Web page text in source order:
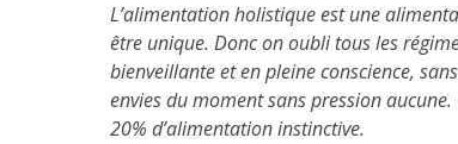
L’alimentation holistique est une
être unique. Donc on oubli tous les
bienveillante et en pleine conscience,
envies du moment sans pression
20% d’alimentation instinctive.